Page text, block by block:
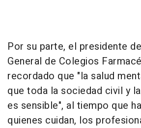
Por su parte, el presidente
General de Colegios
recordado que "la salud
que toda la sociedad civil y
es sensible", al tiempo que
quienes cuidan, los